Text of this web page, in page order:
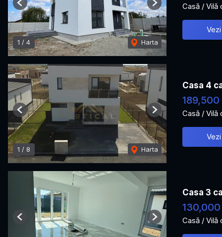
1 / 4 Harta
Previous Next Casă / Vilă
1 / 8 Harta
Previous Next
Casa 4
189,500
Casă / Vilă
Previous Next
Casa 3
Casă / Vilă